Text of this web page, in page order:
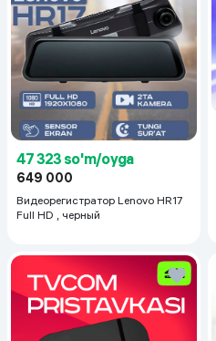
47 323 so'm/oyga
649 000
Видеорегистратор Lenovo HR17
Full HD , черный